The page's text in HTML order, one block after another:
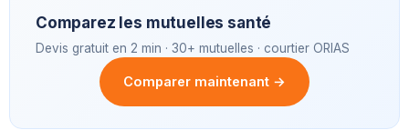
Comparez les mutuelles santé
Devis gratuit en 2 min · 30+ mutuelles · courtier ORIAS
Comparer maintenant →